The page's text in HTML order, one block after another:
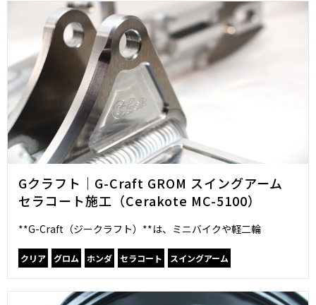
Gクラフト｜G-Craft GROM スイングアーム
セラコート施工（Cerakote MC-5100）
**G-Craft（ジークラフト）**は、ミニバイクや軽二輪
クリア グロム ホンダ セラコート スイングアーム